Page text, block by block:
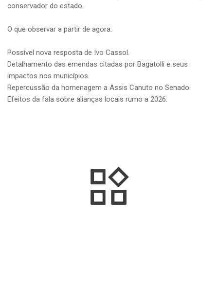
conservador do estado.
O que observar a partir de agora:
Possível nova resposta de Ivo Cassol.
Detalhamento das emendas citadas por Bagatolli e seus
impactos nos municípios.
Repercussão da homenagem a Assis Canuto no Senado.
Efeitos da fala sobre alianças locais rumo a 2026.